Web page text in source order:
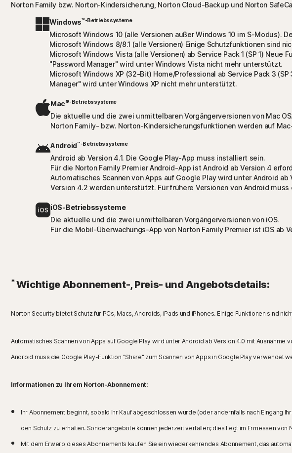
Norton Family bzw. Norton-Kindersicherung, Norton Cloud-Backup und Norton
Windows™-Betriebssysteme
Microsoft Windows 10 (alle Versionen außer Windows 10 im S-Modus).
Microsoft Windows 8/8.1 (alle Versionen) Einige Schutzfunktionen sind
Microsoft Windows Vista (alle Versionen) ab Service Pack 1 (SP 1)
"Password Manager" wird unter Windows Vista nicht mehr unterstützt.
Microsoft Windows XP (32-Bit) Home/Professional ab Service Pack 3
Manager" wird unter Windows XP nicht mehr unterstützt.
Mac®-Betriebssysteme
Die aktuelle und die zwei unmittelbaren Vorgängerversionen von Mac OS.
Norton Family- bzw. Norton-Kindersicherungsfunktionen werden auf
Android™-Betriebssysteme
Android ab Version 4.1. Die Google Play-App muss installiert sein.
Für die Norton Family Premier Android-App ist Android ab Version 4
Automatisches Scannen von Apps auf Google Play wird unter Android
Version 4.2 werden unterstützt. Für frühere Versionen von Android
iOS-Betriebssysteme
Die aktuelle und die zwei unmittelbaren Vorgängerversionen von iOS.
Für die Mobil-Überwachungs-App von Norton Family Premier ist iOS ab
*Wichtige Abonnement-, Preis- und Angebotsdetails:
Norton Security bietet Schutz für PCs, Macs, Androids, iPads und iPhones. Einige Funktionen sind
Automatisches Scannen von Apps auf Google Play wird unter Android ab Version 4.0 mit
Android muss die Google Play-Funktion "Share" zum Scannen von Apps in Google Play verwendet
Informationen zu Ihrem Norton-Abonnement:
Ihr Abonnement beginnt, sobald Ihr Kauf abgeschlossen wurde (oder andernfalls nach Eingang
den Schutz zu erhalten. Sonderangebote können jederzeit verfallen; dies liegt im Ermessen von
Mit dem Erwerb dieses Abonnements kaufen Sie ein wiederkehrendes Abonnement, das